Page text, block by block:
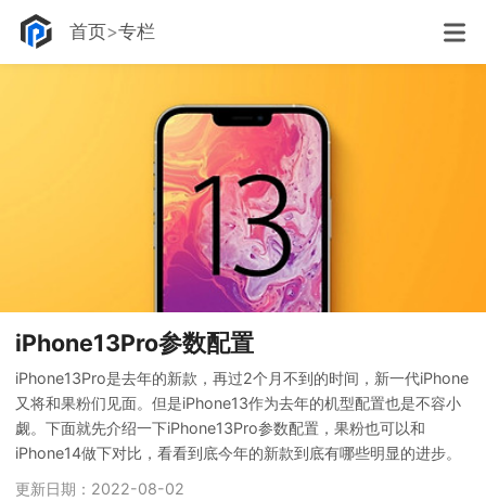
首页 专栏
iPhone13Pro参数配置
iPhone13Pro是去年的新款，再过2个月不到的时间，新一代iPhone
又将和果粉们见面。但是iPhone13作为去年的机型配置也是不容小
觑。下面就先介绍一下iPhone13Pro参数配置，果粉也可以和
iPhone14做下对比，看看到底今年的新款到底有哪些明显的进步。
更新日期：2022-08-02